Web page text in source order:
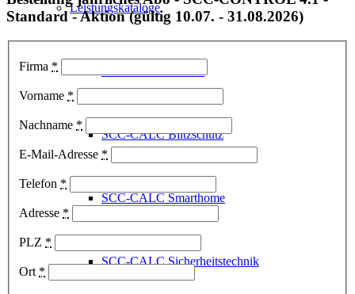
Leistungskataloge
SCC-CALC Blitzschutz
SCC-CALC Smarthome
SCC-CALC Sicherheitstechnik
Standard - Aktion (gültig 10.07. - 31.08.2026)
Firma *
Vorname *
Nachname *
E-Mail-Adresse *
Telefon *
Adresse *
PLZ *
Ort *